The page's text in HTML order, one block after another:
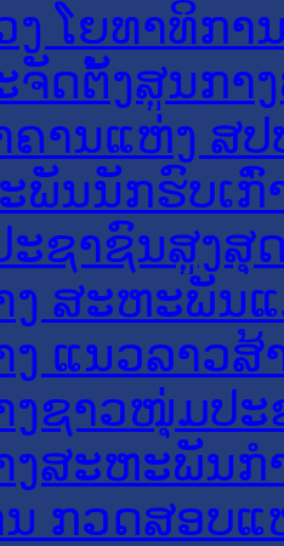
ງ ໂຍທາທິກາ
ຈັດຕັ້ງສູນກາ
ຄານແຫ່ງ ສປ
ພັນນັກຮົບເກົ່
ະຊາຊົນສູງສຸ
ງ ສະຫະພັນ
ງ ແນວລາວສ້
ງຊາວໜຸ່ມປະ
ງສະຫະພັນກ
ນ ກວດສອບແ